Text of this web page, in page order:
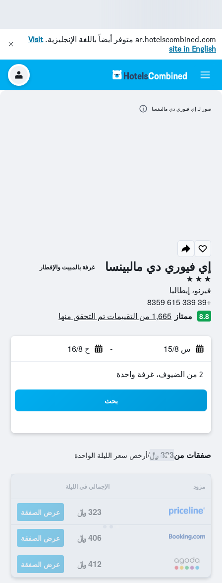
ar.hotelscombined.com متوفر أيضاً باللغة الإنجليزية.Visit
site in English
إي فيوري دي مالبينسا غرفة بالمبيت والإفطار
3 نجوم
فيرنو، إيطاليا
+39 339 615 8359
8.8 ممتاز 1,665 من التقييمات تم التحقق منها
س 15/8 - ح 16/8
2 من الضيوف، غرفة واحدة
بحث
صفقات من323 ﷼ /أرخص سعر الليلة الواحدة
مزود الإجمالي في الليلة
323 ﷼ عرض الصفقة
406 ﷼ عرض الصفقة
412 ﷼ عرض الصفقة
صور لـ إي فيوري دي مالبينسا